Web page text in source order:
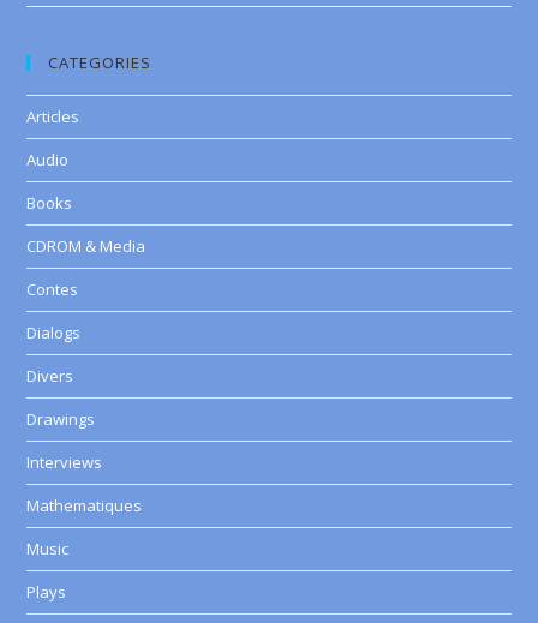
CATEGORIES
Articles
Audio
Books
CDROM & Media
Contes
Dialogs
Divers
Drawings
Interviews
Mathematiques
Music
Plays